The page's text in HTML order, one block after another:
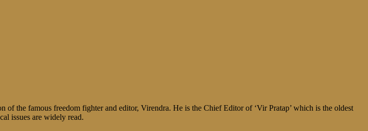
the famous freedom fighter and editor, Virendra. He is the Chief Editor of ‘Vir Pratap’ which is the oldest
issues are widely read.